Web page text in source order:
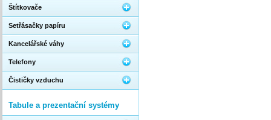
Štítkovače
Setřásačky papíru
Kancelářské váhy
Telefony
Čističky vzduchu
Tabule a prezentační systémy